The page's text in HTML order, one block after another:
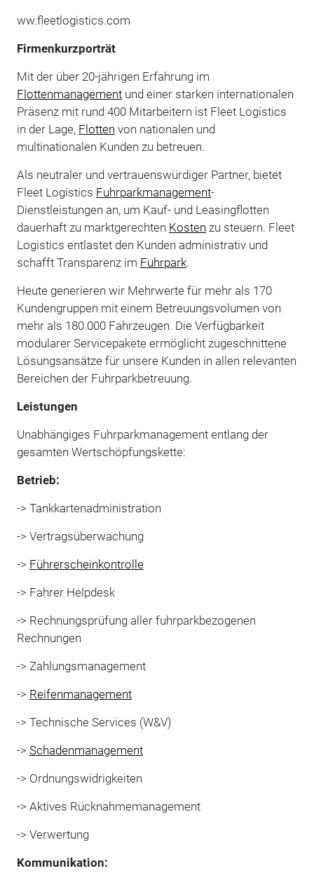
ww.fleetlogistics.com
Firmenkurzporträt
Mit der über 20-jährigen Erfahrung im
Flottenmanagementund einer starken internationalen
Präsenz mit rund 400 Mitarbeitern ist Fleet Logistics
in der Lage, Flotten von nationalen und
multinationalen Kunden zu betreuen.
Als neutraler und vertrauenswürdiger Partner, bietet
Fleet Logistics Fuhrparkmanagement-
Dienstleistungen an, um Kauf- und Leasingflotten
dauerhaft zu marktgerechten Kosten zu steuern. Fleet
Logistics entlastet den Kunden administrativ und
schafft Transparenz im Fuhrpark.
Heute generieren wir Mehrwerte für mehr als 170
Kundengruppen mit einem Betreuungsvolumen von
mehr als 180.000 Fahrzeugen. Die Verfügbarkeit
modularer Servicepakete ermöglicht zugeschnittene
Lösungsansätze für unsere Kunden in allen relevanten
Bereichen der Fuhrparkbetreuung.
Leistungen
Unabhängiges Fuhrparkmanagement entlang der
gesamten Wertschöpfungskette:
Betrieb:
-> Tankkartenadministration
-> Vertragsüberwachung
-> Führerscheinkontrolle
-> Fahrer Helpdesk
-> Rechnungsprüfung aller fuhrparkbezogenen
Rechnungen
-> Zahlungsmanagement
-> Reifenmanagement
-> Technische Services (W&V)
-> Schadenmanagement
-> Ordnungswidrigkeiten
-> Aktives Rücknahmemanagement
-> Verwertung
Kommunikation: